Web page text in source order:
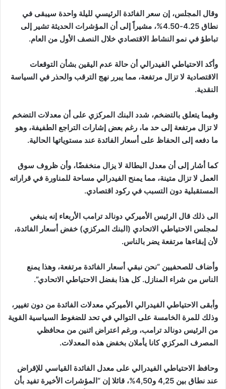
وقال المجلس، إن سعر الفائدة الرئيسي لليلة واحدة سيبقى في
نطاق 4.25-4.50%، مشيراً إلى أن المؤشرات الحديثة تشير إلى
تباطؤ في نمو النشاط الاقتصادي خلال النصف الأول من العام.
وأكد الاحتياطي الفيدرالي أن حالة عدم اليقين بشأن التوقعات
الاقتصادية لا تزال مرتفعة، مما يبرر نهج الترقب والحذر في السياسة
النقدية.
وفيما يتعلق بالتضخم، شدد البنك المركزي على أن معدلات التضخم
لا تزال مرتفعة إلى حد ما، رغم بعض إشارات التراجع الطفيفة، وهو
ما دفعه إلى الحفاظ على أسعار الفائدة عند مستوياتها الحالية.
كما أشار إلى أن معدل البطالة لا يزال منخفضًا، وأن ظروف سوق
العمل لا تزال متينة، مما يمنح الفيدرالي مساحة للمناورة في قراراته
المستقبلية دون التسبب في ركود اقتصادي.
الى ذلك قال الرئيس الأميركي دونالد ترامب الأربعاء إنه ينبغي
لمجلس الاحتياطي الاتحادي (البنك المركزي) خفض أسعار الفائدة،
لأن إبقاءها مرتفعة يضر بالناس.
وأضاف للصحفيين “نحن نبقي أسعار الفائدة مرتفعة، وهذا يمنع
الناس من شراء المنازل. كل هذا بفضل الاحتياطي الاتحادي”.
وأبقى الاحتياطي الفيدرالي الأميركي معدلات الفائدة من دون تغيير،
وذلك للمرة الخامسة على التوالي في تحد للضغوط السياسية القوية
من الرئيس دونالد ترامب، ورغم اعتراض اثنين من محافظي
المصرف المركزي كانا يأملان بخفض هذه المعدلات.
وحافظ الاحتياطي الفيدرالي على معدل الفائدة القياسي للإقراض
عند نطاق بين 4,25 و4,50%، قائلا إن “المؤشرات الأخيرة تفيد بأن